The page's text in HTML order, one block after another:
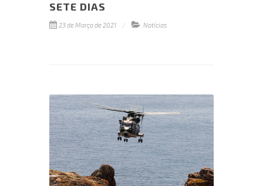
SETE DIAS
23 de Março de 2021 Notícias